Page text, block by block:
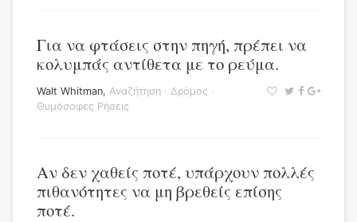
Για να φτάσεις στην πηγή, πρέπει να
κολυμπάς αντίθετα με το ρεύμα.
Walt Whitman, Αναζήτηση · Δρόμος ·
Θυμόσοφες Ρήσεις
Αν δεν χαθείς ποτέ, υπάρχουν πολλές
πιθανότητες να μη βρεθείς επίσης
ποτέ.